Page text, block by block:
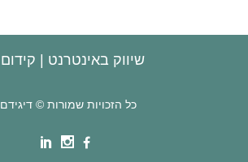
שיווק באינטרנט | קידום
כל הזכויות שמורות © דיגידם 2025